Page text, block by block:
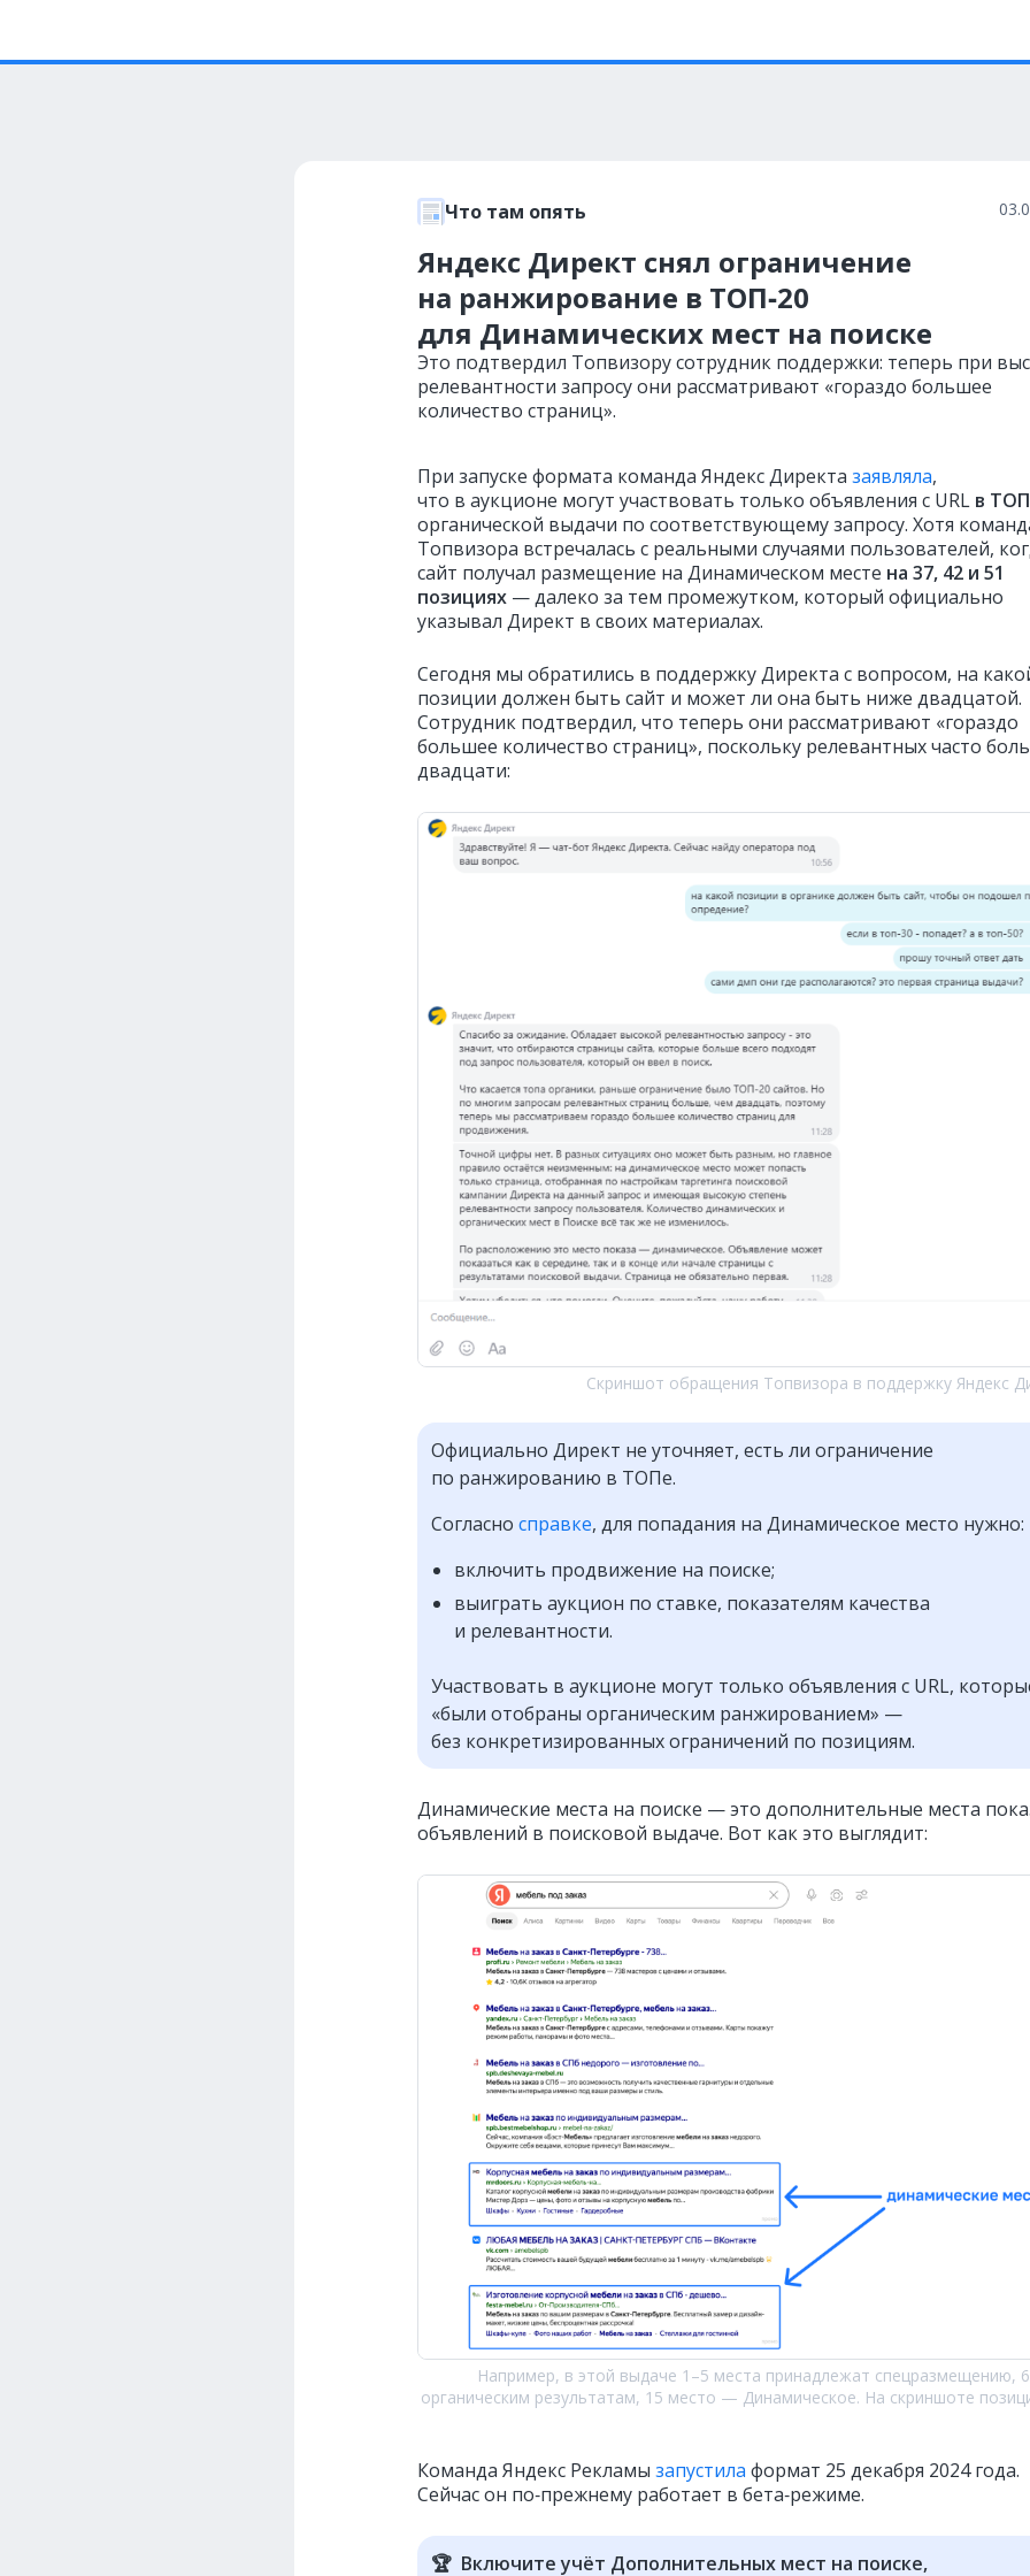
Что там опять
Яндекс Директ снял ограничение
на ранжирование в ТОП‑20
для Динамических мест на поиске
Это подтвердил Топвизору сотрудник поддержки: теперь при
релевантности запросу они рассматривают «гораздо большее
количество страниц».
При запуске формата команда Яндекс Директа заявляла,
что в аукционе могут участвовать только объявления с URL в
органической выдачи по соответствующему запросу. Хотя
Топвизора встречалась с реальными случаями пользователей,
сайт получал размещение на Динамическом месте на 37, 42 и 51
позициях — далеко за тем промежутком, который официально
указывал Директ в своих материалах.
Сегодня мы обратились в поддержку Директа с вопросом, на
позиции должен быть сайт и может ли она быть ниже двадцатой.
Сотрудник подтвердил, что теперь они рассматривают «гораздо
большее количество страниц», поскольку релевантных часто
двадцати:
Скриншот обращения Топвизора в поддержку Яндекс
Официально Директ не уточняет, есть ли ограничение
по ранжированию в ТОПе.
Согласно справке, для попадания на Динамическое место нужно:
включить продвижение на поиске;
выиграть аукцион по ставке, показателям качества
и релевантности.
Участвовать в аукционе могут только объявления с URL,
«были отобраны органическим ранжированием» —
без конкретизированных ограничений по позициям.
Динамические места на поиске — это дополнительные места
объявлений в поисковой выдаче. Вот как это выглядит:
Например, в этой выдаче 1–5 места принадлежат спецразмещению,
органическим результатам, 15 место — Динамическое. На скриншоте
Команда Яндекс Рекламы запустила формат 25 декабря 2024 года.
Сейчас он по‑прежнему работает в бета‑режиме.
🏆 Включите учёт Дополнительных мест на поиске,